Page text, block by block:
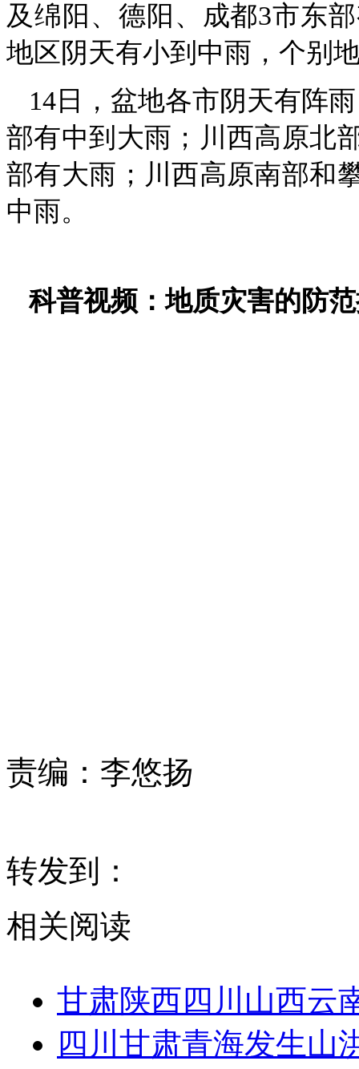
及绵阳、德阳、成都3市东
地区阴天有小到中雨，个别
14日，盆地各市阴天有阵
部有中到大雨；川西高原北
部有大雨；川西高原南部和
中雨。
科普视频：地质灾害的防
责编： 李悠扬
转发到：
相关阅读
甘肃陕西四川山西云
四川甘肃青海发生山